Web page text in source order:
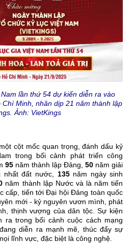
lần thứ 54 dự kiến diễn ra vào
Chí Minh, nhân dịp 21 năm thành lập
Ảnh: VietKings
cột mốc quan trọng, đánh dấu kỷ
trong bối cảnh phát triển công
95 năm thành lập Đảng,50 năm giải
nhất đất nước, 135năm ngày sinh
năm thành lập Nước và là năm tiến
cấp, tiến tới Đại hội Đảng toàn quốc
mới - kỷ nguyên vươn mình, phát
thịnh vượng của dân tộc. Sự kiện
ra trong bối cảnh cuộc cách mạng
diễn ra mạnh mẽ, thúc đẩy sự
lĩnh vực, đặc biệt là công nghệ.